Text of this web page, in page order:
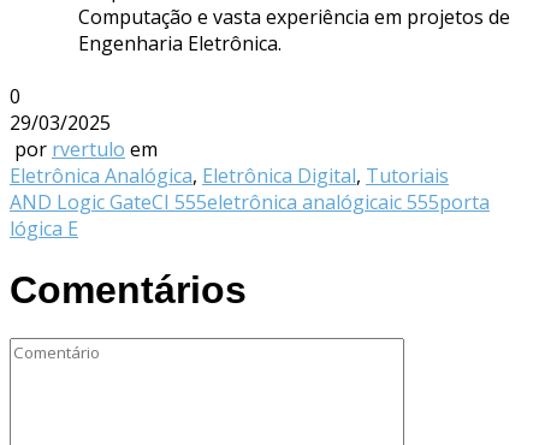
Computação e vasta experiência em projetos de
Engenharia Eletrônica.
0
29/03/2025
por rvertulo em
Eletrônica Analógica, Eletrônica Digital, Tutoriais
AND Logic GateCI 555eletrônica analógicaic 555porta
lógica E
Comentários